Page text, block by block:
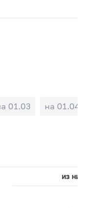
01.03 на 01.04
из них: